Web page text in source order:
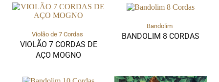
Violão de 7 Cordas
VIOLÃO 7 CORDAS DE
AÇO MOGNO
Bandolim
BANDOLIM 8 CORDAS